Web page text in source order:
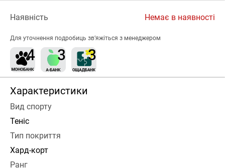
Наявність Немає в наявності
Для уточнення подробиць зв’яжіться з менеджером
Характеристики
Вид спорту
Теніс
Тип покриття
Хард-корт
Ранг